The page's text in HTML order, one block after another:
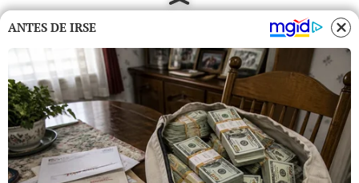
ANTES DE IRSE